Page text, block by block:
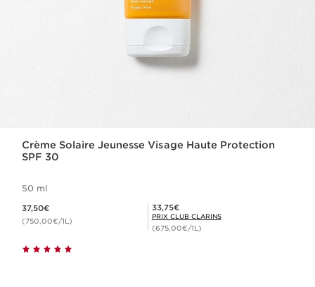
Crème Solaire Jeunesse Visage Haute Protection
SPF 30
50 ml
37,50€
(750,00€/1L)
Prix Club Clarins 33,75€
33,75€
PRIX CLUB CLARINS
(675,00€/1L)